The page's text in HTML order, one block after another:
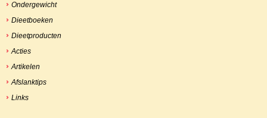
Ondergewicht
Dieetboeken
Dieetproducten
Acties
Artikelen
Afslanktips
Links